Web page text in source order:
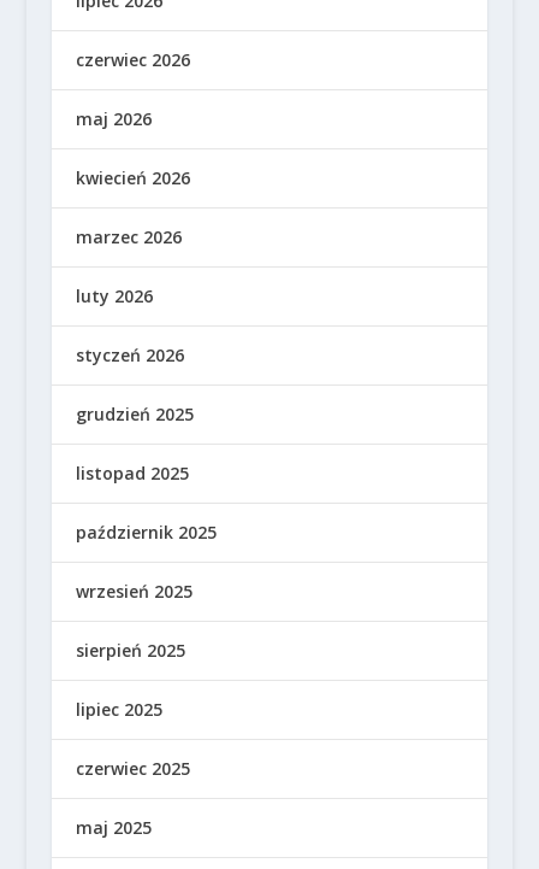
czerwiec 2026
maj 2026
kwiecień 2026
marzec 2026
luty 2026
styczeń 2026
grudzień 2025
listopad 2025
październik 2025
wrzesień 2025
sierpień 2025
lipiec 2025
czerwiec 2025
maj 2025